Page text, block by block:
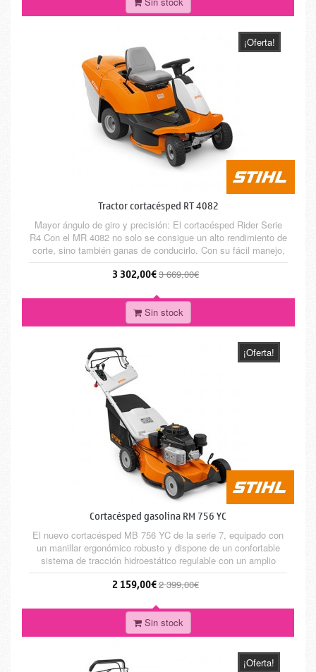
¡Oferta!
Tractor cortacésped RT 4082
Mayor ángulo de giro y precisión: El cortacésped Rider Serie
R4 Con el MR 4082 no solo se consigue un alto rendimiento de
corte, sino también ganas de conducirlo. Con su fácil manejo,
consigue en poco tiempo cortar grandes superficies de césped.
En espacios estrechos se deja maniobrar entre setos, la gran
3 302,00€3 669,00€
Sin stock
¡Oferta!
Cortacésped gasolina RM 756 YC
El nuevo cortacésped MB 756 YC de la serie 7, equipado con
un manillar ergonómico robusto y dispone de un confortable
sistema de tracción hidroestático regulable con un amplio
margen de velocidades. Para trabajar en superficies de hasta
3.000 m², con un sistema antivibración que disminuye las
2 159,00€2 399,00€
Sin stock
¡Oferta!